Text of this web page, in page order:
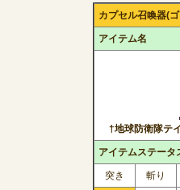
カプセル召喚器(
アイテム名
†地球防衛隊テ
アイテムステータ
突き 斬り